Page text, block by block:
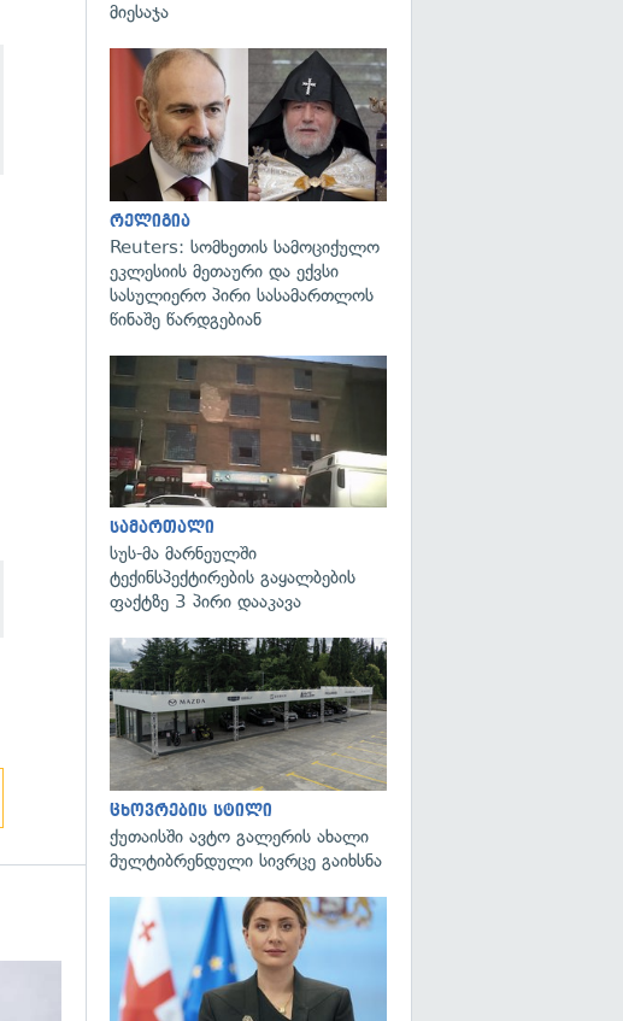
გადახედვა
მიესაჯა
რელიგია
Reuters: სომხეთის სამოციქულო
ეკლესიის მეთაური და ექვსი
სასულიერო პირი სასამართლოს
წინაშე წარდგებიან
სამართალი
სუს-მა მარნეულში
ტექინსპექტირების გაყალბების
ფაქტზე 3 პირი დააკავა
ცხოვრების სტილი
ქუთაისში ავტო გალერის ახალი
მულტიბრენდული სივრცე გაიხსნა